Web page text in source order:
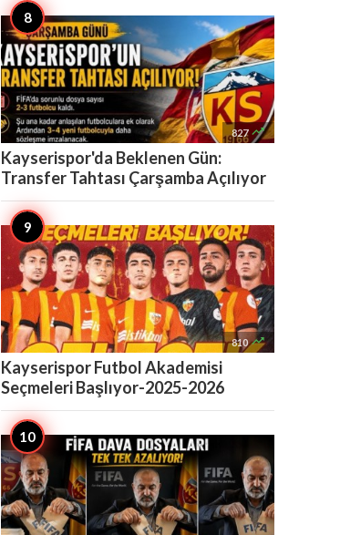
827 
Kayserispor'da Beklenen Gün:
Transfer Tahtası Çarşamba Açılıyor
810 
Kayserispor Futbol Akademisi
Seçmeleri Başlıyor-2025-2026